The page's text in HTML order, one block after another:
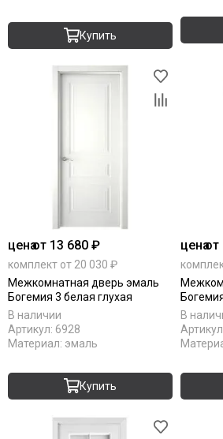
Купить
ценаот 13 680 ₽
комплект от 20 030 ₽
Межкомнатная дверь эмаль
Богемия 3 белая глухая
В наличии
Артикул: 6928
Материал: эмаль
Купить
ценаот
В